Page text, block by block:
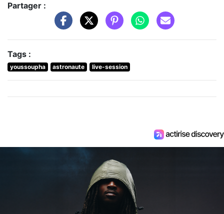
Partager :
Tags :
youssoupha astronaute live-session